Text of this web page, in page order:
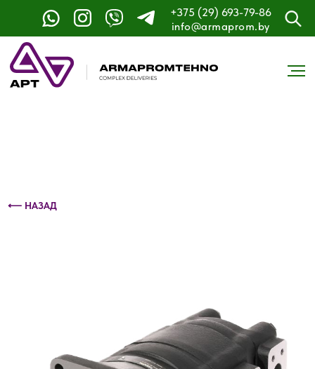
+375 (29) 693-79-86
info@armaprom.by
Контактный телефон: +375 (29) 693-79-86
⟵ НАЗАД